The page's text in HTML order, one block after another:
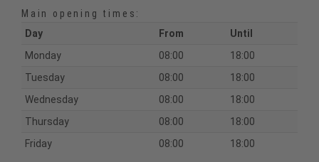
Main opening times:
Day
From
Until
Monday
08:00
18:00
Tuesday
08:00
18:00
Wednesday
08:00
18:00
Thursday
08:00
18:00
Friday
08:00 18:00